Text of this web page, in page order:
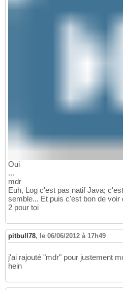
Oui
...
mdr
Euh, Log c'est pas natif Java;
semble... Et puis c'est bon de voir
2 pour toi
pitbull78, le 06/06/2012 à 17h49
j'ai rajouté "mdr" pour justement
hein